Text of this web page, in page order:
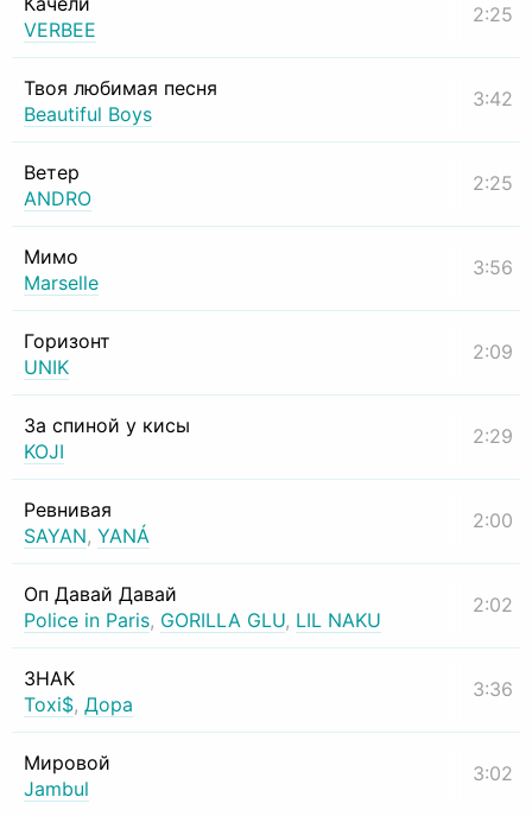
VERBEE
2:25
Твоя любимая песня
Beautiful Boys
3:42
Ветер
ANDRO
2:25
Мимо
Marselle
3:56
Горизонт
UNIK
2:09
За спиной у кисы
KOJI
2:29
Ревнивая
SAYAN, YANÁ
2:00
Оп Давай Давай
Police in Paris, GORILLA GLU, LIL NAKU
2:02
ЗНАК
Toxi$, Дора
3:36
Мировой
Jambul
3:02